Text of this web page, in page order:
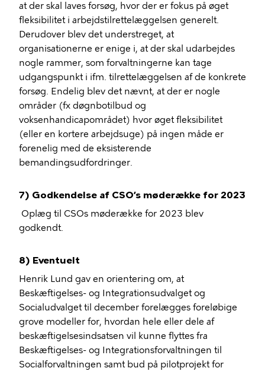
at der skal laves forsøg, hvor der er fokus på øget
fleksibilitet i arbejdstilrettelæggelsen generelt.
Derudover blev det understreget, at
organisationerne er enige i, at der skal udarbejdes
nogle rammer, som forvaltningerne kan tage
udgangspunkt i ifm. tilrettelæggelsen af de konkrete
forsøg. Endelig blev det nævnt, at der er nogle
områder (fx døgnbotilbud og
voksenhandicapområdet) hvor øget fleksibilitet
(eller en kortere arbejdsuge) på ingen måde er
forenelig med de eksisterende
bemandingsudfordringer.
7) Godkendelse af CSO’s møderække for 2023
Oplæg til CSOs møderække for 2023 blev
godkendt.
8) Eventuelt
Henrik Lund gav en orientering om, at
Beskæftigelses- og Integrationsudvalget og
Socialudvalget til december forelægges foreløbige
grove modeller for, hvordan hele eller dele af
beskæftigelsesindsatsen vil kunne flyttes fra
Beskæftigelses- og Integrationsforvaltningen til
Socialforvaltningen samt bud på pilotprojekt for